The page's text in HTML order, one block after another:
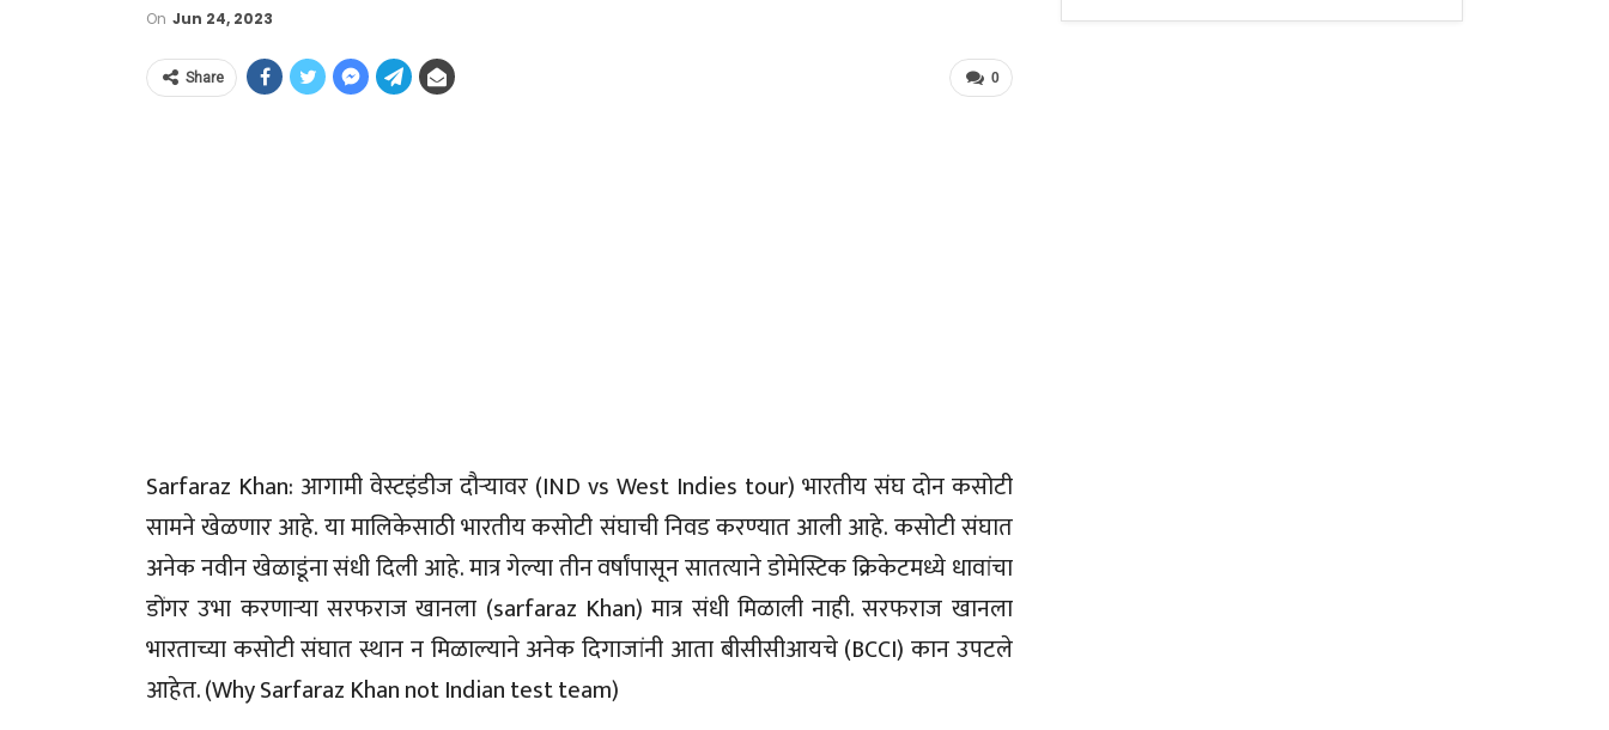
On Jun 24, 2023
0
Share
Sarfaraz Khan: आगामी वेस्टइंडीज दौऱ्यावर (IND vs West Indies tour) भारतीय संघ दोन कसोटी
सामने खेळणार आहे. या मालिकेसाठी भारतीय कसोटी संघाची निवड करण्यात आली आहे. कसोटी संघात
अनेक नवीन खेळाडूंना संधी दिली आहे. मात्र गेल्या तीन वर्षांपासून सातत्याने डोमेस्टिक क्रिकेटमध्ये धावांचा
डोंगर उभा करणाऱ्या सरफराज खानला (sarfaraz Khan) मात्र संधी मिळाली नाही. सरफराज खानला
भारताच्या कसोटी संघात स्थान न मिळाल्याने अनेक दिगाजांनी आता बीसीसीआयचे (BCCI) कान उपटले
आहेत. (Why Sarfaraz Khan not Indian test team)